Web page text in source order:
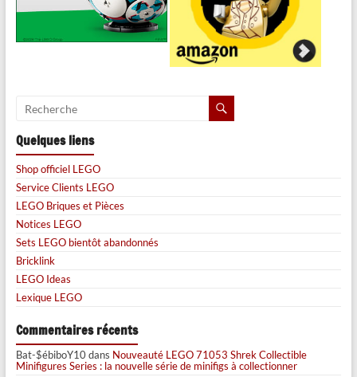
Quelques liens
Shop officiel LEGO
Service Clients LEGO
LEGO Briques et Pièces
Notices LEGO
Sets LEGO bientôt abandonnés
Bricklink
LEGO Ideas
Lexique LEGO
Commentaires récents
Bat-$ébiboY10dans Nouveauté LEGO 71053 Shrek Collectible
Minifigures Series : la nouvelle série de minifigs à collectionner